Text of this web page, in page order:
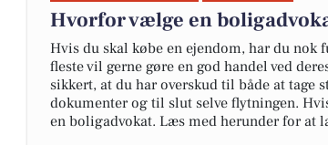
Hvorfor vælge en
Hvis du skal købe en ejendom, har du nok
fleste vil gerne gøre en god handel ved
sikkert, at du har overskud til både at
dokumenter og til slut selve flytningen.
en boligadvokat. Læs med herunder for at